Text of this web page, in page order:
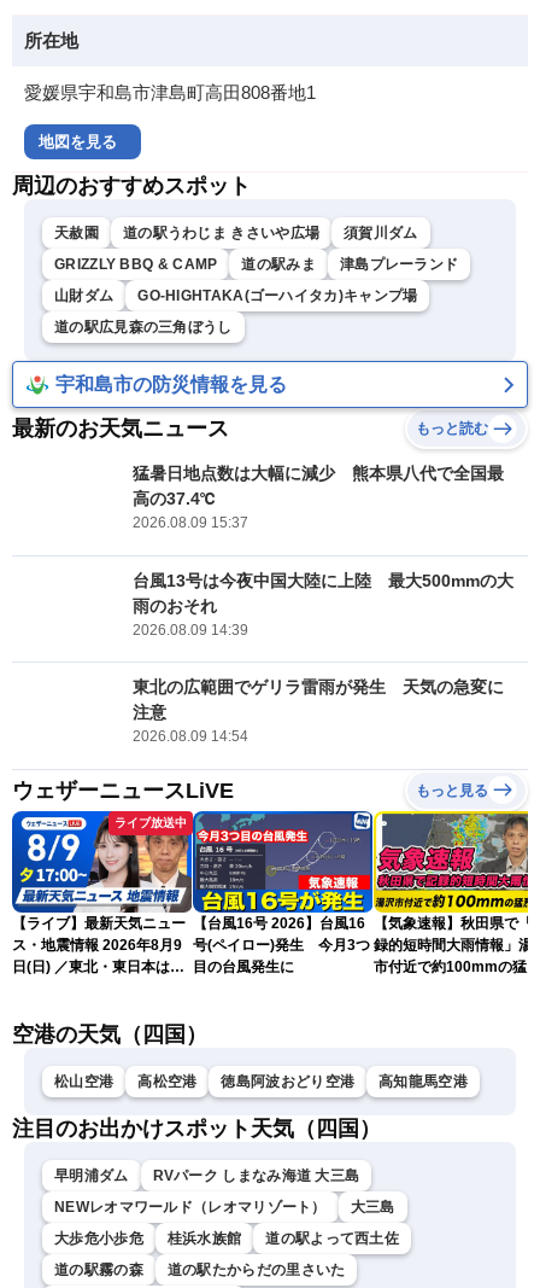
所在地
愛媛県宇和島市津島町高田808番地1
地図を見る
周辺のおすすめスポット
天赦園 道の駅うわじま きさいや広場
須賀川ダム
GRIZZLY BBQ & CAMP
道の駅みま
津島プレーランド
山財ダム
GO-HIGHTAKA(ゴーハイタカ)キャンプ場
道の駅広見森の三角ぼうし
宇和島市の防災情報を見る
最新のお天気ニュース もっと読む
猛暑日地点数は大幅に減少 熊本県八代で全国最
高の37.4℃
2026.08.09 15:37
台風13号は今夜中国大陸に上陸 最大500mmの大
雨のおそれ
2026.08.09 14:39
東北の広範囲でゲリラ雷雨が発生 天気の急変に
注意
2026.08.09 14:54
ウェザーニュースLiVE もっと見る
ライブ放送中
【ライブ】最新天気ニュー
ス・地震情報 2026年8月9
日(日) ／東北・東日本は急
北美月／芳野達郎〉
【台風16号 2026】台風16
号(ペイロー)発生 今月3つ
目の台風発生に
【気象速報】秋田県で「
録的短時間大雨情報」湯
市付近で約100mmの猛烈
空港の天気（四国）
松山空港 高松空港 徳島阿波おどり空港 高知龍馬空港
注目のお出かけスポット天気（四国）
早明浦ダム
RVパーク しまなみ海道 大三島
NEWレオマワールド（レオマリゾート）
大三島
大歩危小歩危
桂浜水族館
道の駅よって西土佐
道の駅霧の森
道の駅たからだの里さいた